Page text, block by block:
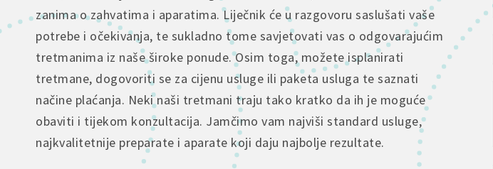
zanima o zahvatima i aparatima. Liječnik će u razgovoru saslušati vaše
potrebe i očekivanja, te sukladno tome savjetovati vas o odgovarajućim
tretmanima iz naše široke ponude. Osim toga, možete isplanirati
tretmane, dogovoriti se za cijenu usluge ili paketa usluga te saznati
načine plaćanja. Neki naši tretmani traju tako kratko da ih je moguće
obaviti i tijekom konzultacija. Jamčimo vam najviši standard usluge,
najkvalitetnije preparate i aparate koji daju najbolje rezultate.